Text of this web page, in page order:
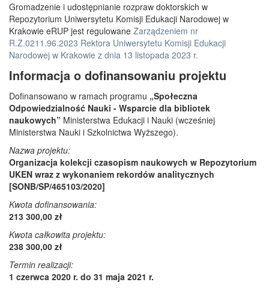
Gromadzenie i udostępnianie rozpraw doktorskich w
Repozytorium Uniwersytetu Komisji Edukacji Narodowej w
Krakowie eRUP jest regulowane Zarządzeniem nr
R.Z.0211.96.2023 Rektora Uniwersytetu Komisji Edukacji
Narodowej w Krakowie z dnia 13 listopada 2023 r.
Informacja o dofinansowaniu projektu
Dofinansowano w ramach programu „Społeczna
Odpowiedzialność Nauki - Wsparcie dla bibliotek
naukowych” Ministerstwa Edukacji i Nauki (wcześniej
Ministerstwa Nauki i Szkolnictwa Wyższego).
Nazwa projektu:
Organizacja kolekcji czasopism naukowych w Repozytorium
UKEN wraz z wykonaniem rekordów analitycznych
[SONB/SP/465103/2020]
Kwota dofinansowania:
213 300,00 zł
Kwota całkowita projektu:
238 300,00 zł
Termin realizacji:
1 czerwca 2020 r. do 31 maja 2021 r.